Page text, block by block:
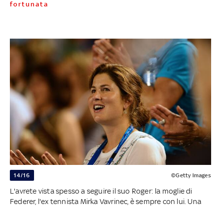
fortunata
14/16 ©Getty Images
L'avrete vista spesso a seguire il suo Roger: la moglie di
Federer, l'ex tennista Mirka Vavrinec, è sempre con lui. Una